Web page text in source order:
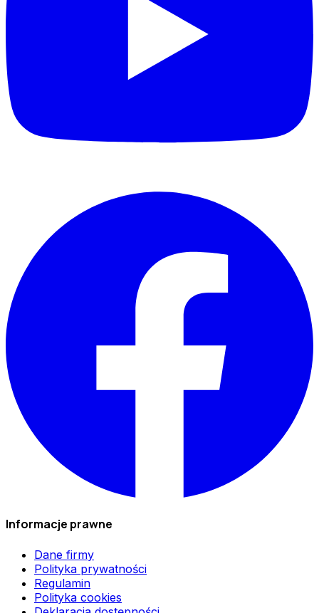
Informacje prawne
Dane firmy
Polityka prywatności
Regulamin
Polityka cookies